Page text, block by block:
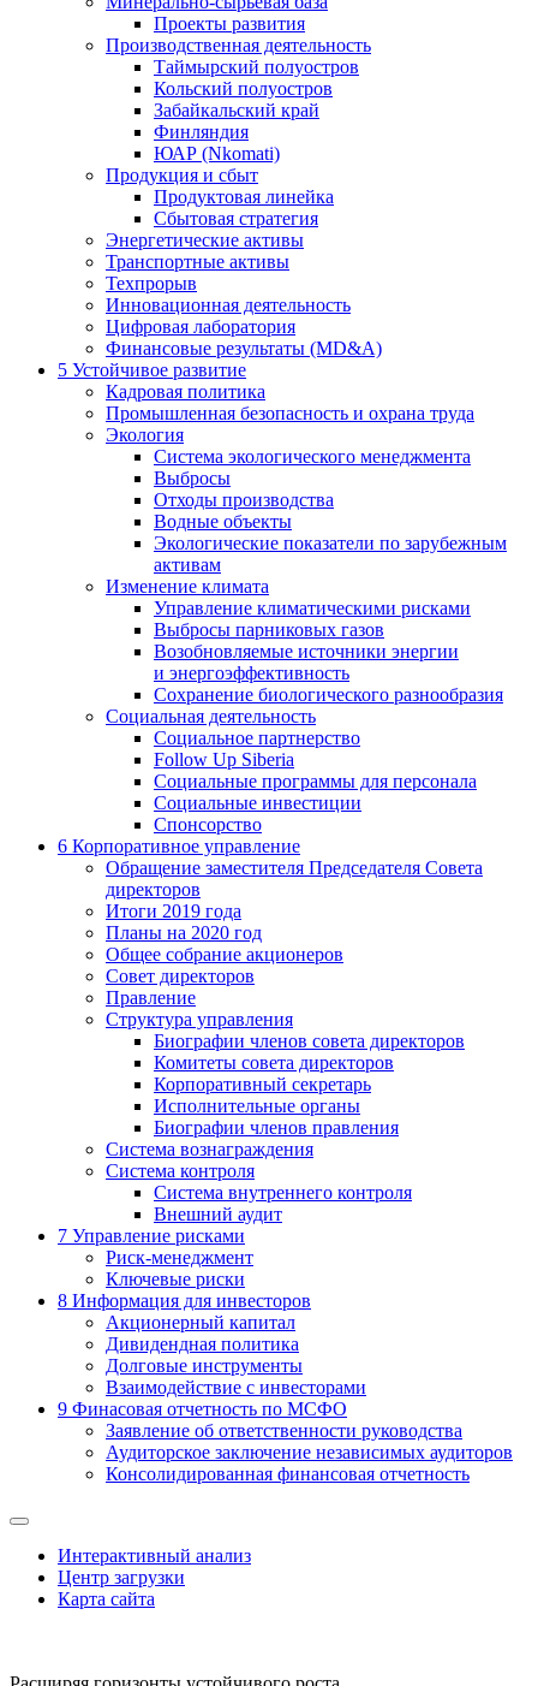
Проекты развития
Производственная деятельность
Таймырский полуостров
Кольский полуостров
Забайкальский край
Финляндия
ЮАР (Nkomati)
Продукция и сбыт
Продуктовая линейка
Сбытовая стратегия
Энергетические активы
Транспортные активы
Техпрорыв
Инновационная деятельность
Цифровая лаборатория
Финансовые результаты (MD&A)
5 Устойчивое развитие
Кадровая политика
Промышленная безопасность и охрана труда
Экология
Система экологического менеджмента
Выбросы
Отходы производства
Водные объекты
Экологические показатели по зарубежным
активам
Изменение климата
Управление климатическими рисками
Выбросы парниковых газов
Возобновляемые источники энергии
и энергоэффективность
Сохранение биологического разнообразия
Социальная деятельность
Социальное партнерство
Follow Up Siberia
Социальные программы для персонала
Социальные инвестиции
Спонсорство
6 Корпоративное управление
Обращение заместителя Председателя Совета
директоров
Итоги 2019 года
Планы на 2020 год
Общее собрание акционеров
Совет директоров
Правление
Структура управления
Биографии членов совета директоров
Комитеты совета директоров
Корпоративный секретарь
Исполнительные органы
Биографии членов правления
Система вознаграждения
Система контроля
Система внутреннего контроля
Внешний аудит
7 Управление рисками
Риск-менеджмент
Ключевые риски
8 Информация для инвесторов
Акционерный капитал
Дивидендная политика
Долговые инструменты
Взаимодействие с инвеcторами
9 Финасовая отчетность по МСФО
Заявление об ответственности руководства
Аудиторское заключение независимых аудиторов
Консолидированная финансовая отчетность
Интерактивный анализ
Центр загрузки
Карта сайта